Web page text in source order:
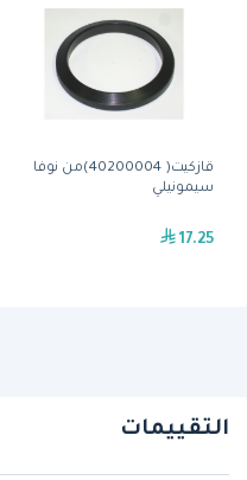
قازكيت( 40200004)من نوفا
سيمونيلي
17.25
التقييمات